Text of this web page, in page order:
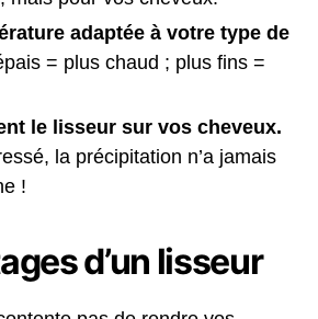
adaptée à votre type de
= plus chaud ; plus fins =
le lisseur sur vos cheveux.
la précipitation n’a jamais
!
d’un lisseur